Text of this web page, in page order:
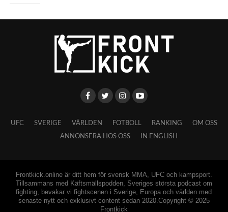
UFC SVERIGE VÄRLDEN FOTBOLL RANKING OM OSS
ANNONSERA HOS OSS IN ENGLISH
Frontkick.online är ditt hem för svensk MMA, UFC och kampsport.
Tillsammans med Käftsmällspodden, Sveriges största podcast om
fighting, bevakar vi fightscenen i Sverige, Europa och världen med
senaste nytt och exklusivt content sedan 2020.Copyright © 2025
Frontkick